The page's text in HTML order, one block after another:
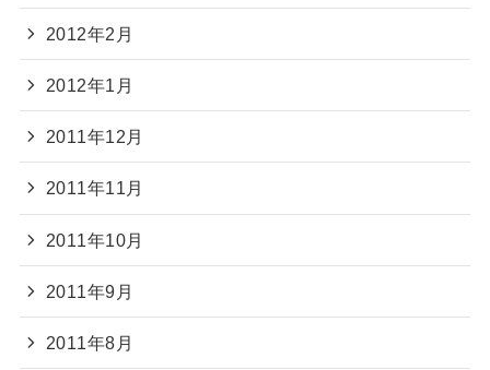
2012年2月
2012年1月
2011年12月
2011年11月
2011年10月
2011年9月
2011年8月